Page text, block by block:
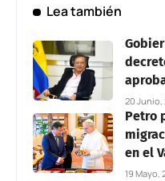
Lea también
20 Junio,
Petro
en el
19 Mayo,